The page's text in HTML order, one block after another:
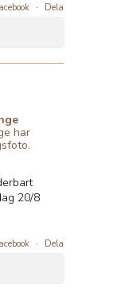
· Dela
har
20/8
· Dela